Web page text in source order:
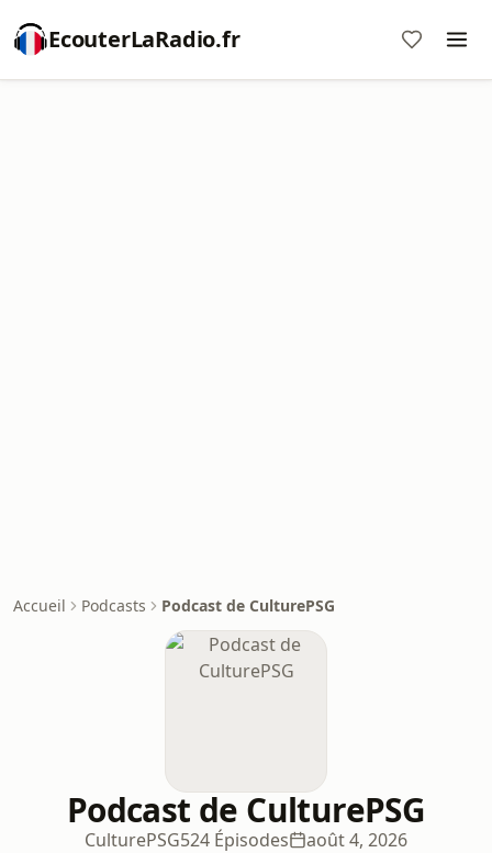
EcouterLaRadio.fr
Accueil Podcasts Podcast de CulturePSG
Podcast de CulturePSG
CulturePSG524 Épisodes août 4, 2026